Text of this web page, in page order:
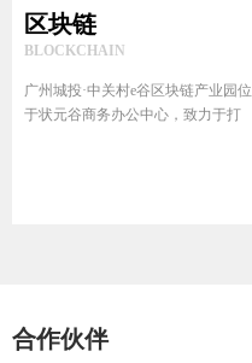
区块链
BLOCKCHAIN
广州城投·中关村e谷区块链产业园位
于状元谷商务办公中心，致力于打
合作伙伴